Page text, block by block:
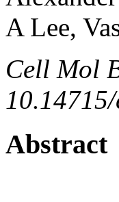
A Lee,
Cell Mol
Abstract